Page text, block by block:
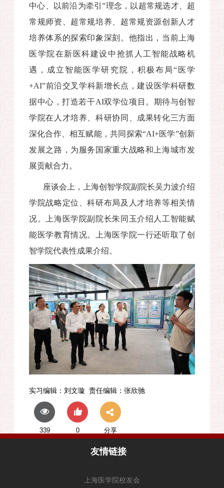
中心、以前沿为牵引”理念，以超常规选才、超
常规师资、超常规培养、超常规资源创新人才
培养体系的探索印象深刻。他指出，当前上海
医学院在新医科建设中抢抓人工智能战略机
遇，成立智能医学研究院，积极布局“医学
+AI”前沿交叉学科新增长点，建设医学科研数
据中心，打造若干AI双学位项目。期待与创智
学院在人才培养、科研协同、成果转化三方面
深化合作、相互赋能，共同探索“AI+医学”创新
发展之路，为服务国家重大战略和上海城市发
展贡献合力。
座谈会上，上海创智学院副院长吴力波介绍
学院战略定位、科研布局及人才培养等相关情
况。上海医学院副院长朱同玉介绍人工智能赋
能医学教育情况。上海医学院一行还听取了创
智学院代表性成果介绍。
实习编辑： 刘文璇 责任编辑： 张欣驰
339 0 分享
友情链接
上海医学院校友会